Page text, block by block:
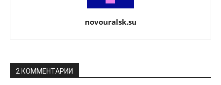
novouralsk.su
2 КОММЕНТАРИИ